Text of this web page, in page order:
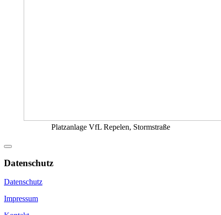
Platzanlage VfL Repelen, Stormstraße
Datenschutz
Datenschutz
Impressum